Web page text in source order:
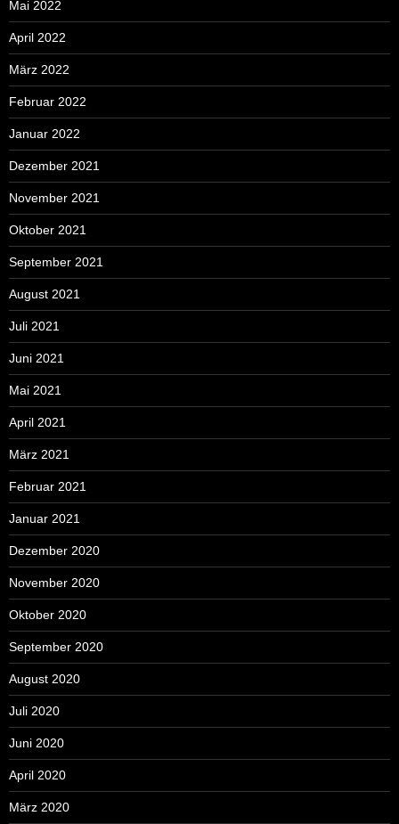
Mai 2022
April 2022
März 2022
Februar 2022
Januar 2022
Dezember 2021
November 2021
Oktober 2021
September 2021
August 2021
Juli 2021
Juni 2021
Mai 2021
April 2021
März 2021
Februar 2021
Januar 2021
Dezember 2020
November 2020
Oktober 2020
September 2020
August 2020
Juli 2020
Juni 2020
April 2020
März 2020